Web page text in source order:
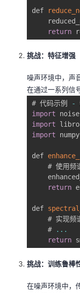
def
return
挑战：特征增强
噪声环境中，声
在通过一系列信
# 代码示例 -
import
import
import numpy
def
# 使用频
return
def
# 实现频
    #
...
return
挑战：训练鲁棒
在噪声环境中，